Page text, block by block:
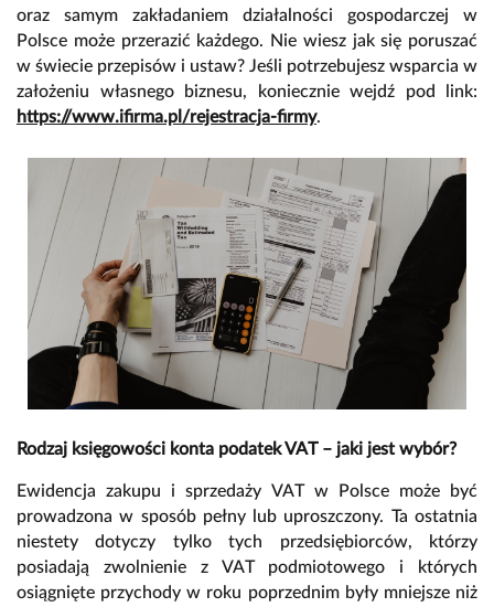
oraz samym zakładaniem działalności gospodarczej w
Polsce może przerazić każdego. Nie wiesz jak się poruszać
w świecie przepisów i ustaw? Jeśli potrzebujesz wsparcia w
założeniu własnego biznesu, koniecznie wejdź pod link:
https://www.ifirma.pl/rejestracja-firmy.
Rodzaj księgowości konta podatek VAT – jaki jest wybór?
Ewidencja zakupu i sprzedaży VAT w Polsce może być
prowadzona w sposób pełny lub uproszczony. Ta ostatnia
niestety dotyczy tylko tych przedsiębiorców, którzy
posiadają zwolnienie z VAT podmiotowego i których
osiągnięte przychody w roku poprzednim były mniejsze niż